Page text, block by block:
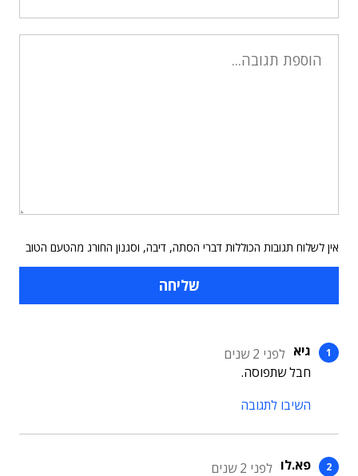
אין לשלוח תגובות הכוללות דברי הסתה, דיבה, וסגנון החורג מהטעם הטוב
גיא לפני 2 שנים
חבל שתפוסה.
השיבו לתגובה
פא.לו לפני 2 שנים